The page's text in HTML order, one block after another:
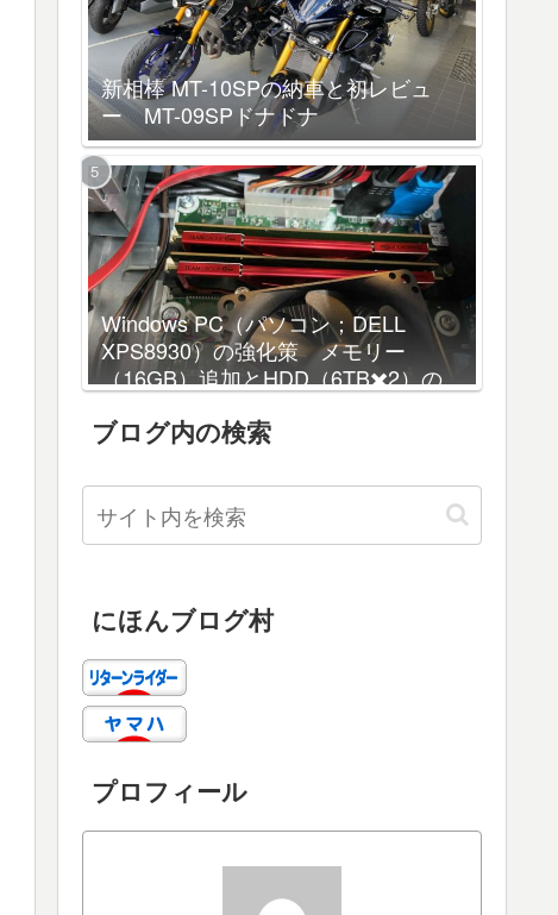
新相棒 MT-10SPの納車と初レビュ
ー MT-09SPドナドナ
Windows PC（パソコン；DELL
XPS8930）の強化策 メモリー
（16GB）追加とHDD（6TB✖️2）の
ブログ内の検索
にほんブログ村
プロフィール